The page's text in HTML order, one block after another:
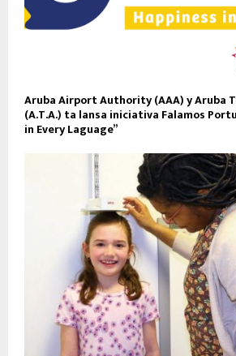
Aruba Airport Authority (AAA) y Aruba
(A.T.A.) ta lansa iniciativa Falamos
in Every Laguage”